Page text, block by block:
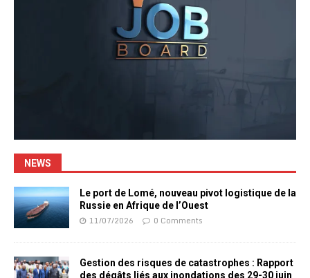
NEWS
Le port de Lomé, nouveau pivot logistique de la
Russie en Afrique de l’Ouest
11/07/2026 0 Comments
Gestion des risques de catastrophes : Rapport
des dégâts liés aux inondations des 29-30 juin